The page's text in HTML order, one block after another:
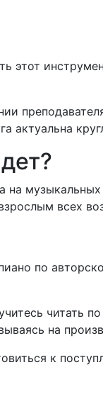
этот
актуальна
на
всех
по
читать
на
к